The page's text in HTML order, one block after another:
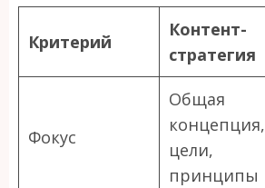
Критерий
Контент-
стратегия
Фокус
Общая
концепция,
цели,
принципы